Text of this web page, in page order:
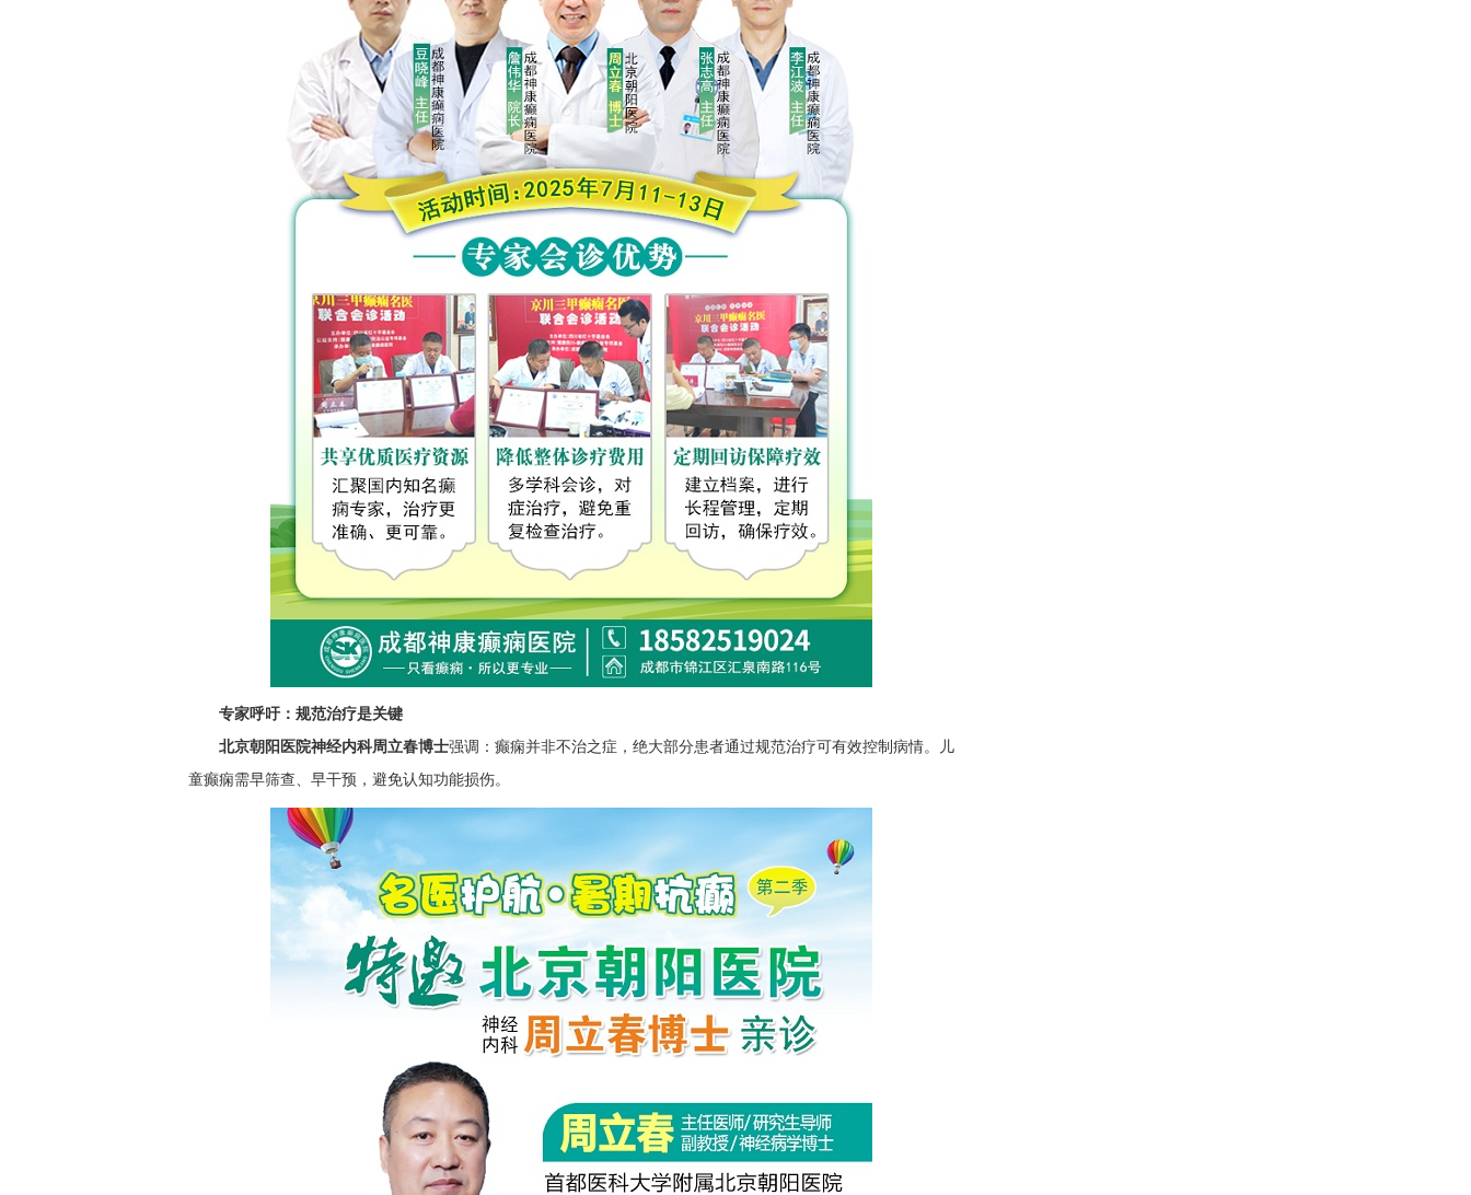
专家呼吁：规范治疗是关键
北京朝阳医院神经内科周立春博士强调：癫痫并非不治之症，绝大部分患者通过规范治疗可有效控制病情。儿
童癫痫需早筛查、早干预，避免认知功能损伤。